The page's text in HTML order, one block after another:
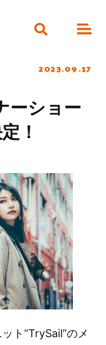
2023.09.17
ーショー
！
ト“TrySail”のメ